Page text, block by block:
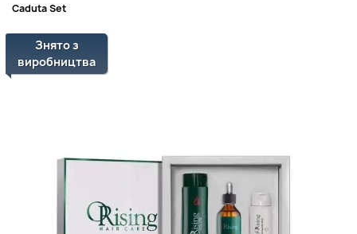
Caduta Set
Знято з
виробництва